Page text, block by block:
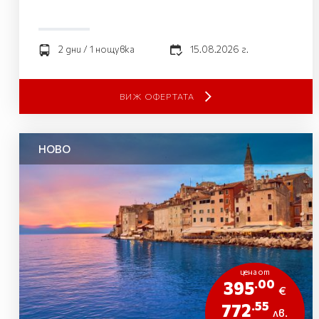
2 дни / 1 нощувка 15.08.2026 г.
ВИЖ ОФЕРТАТА
НОВО
цена от
395.00 €
772.55 лв.